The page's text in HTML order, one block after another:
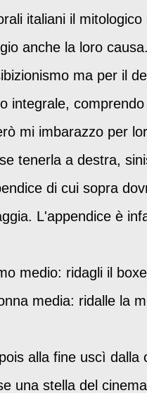
italiani il
anche la loro
ma per il
integrale,
mi imbarazzo per
tenerla a destra,
di cui sopra
L'appendice è
medio: ridagli il
media: ridalle la
alla fine uscì
una stella del